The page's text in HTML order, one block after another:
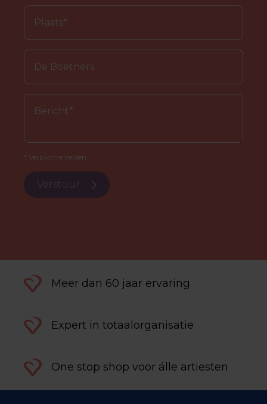
* Verplichte velden.
Verstuur
Meer dan 60 jaar ervaring
Expert in totaalorganisatie
One stop shop voor álle artiesten